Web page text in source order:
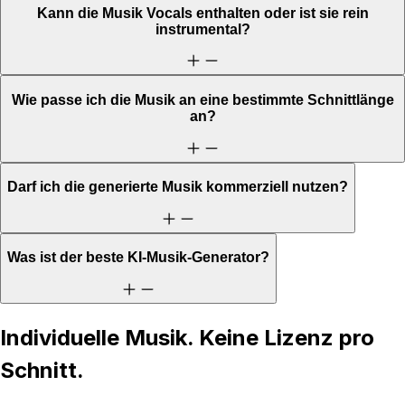
Kann die Musik Vocals enthalten oder ist sie rein
instrumental?
Wie passe ich die Musik an eine bestimmte Schnittlänge
an?
Darf ich die generierte Musik kommerziell nutzen?
Was ist der beste KI-Musik-Generator?
Individuelle Musik. Keine Lizenz pro
Schnitt.